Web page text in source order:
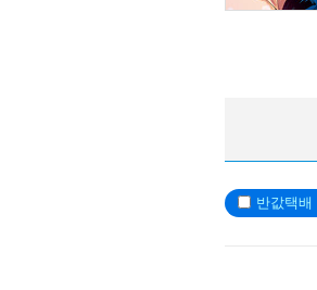
반값택배